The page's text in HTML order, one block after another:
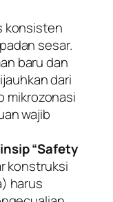
konsisten
sesar.
baru dan
dari
mikrozonasi
wajib
“Safety
konstruksi
harus